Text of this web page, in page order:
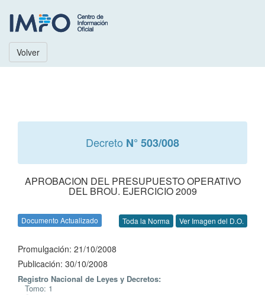
Volver
Decreto N° 503/008
APROBACION DEL PRESUPUESTO OPERATIVO
DEL BROU. EJERCICIO 2009
Documento Actualizado Toda la Norma Ver Imagen del D.O.
Promulgación: 21/10/2008
Publicación: 30/10/2008
Registro Nacional de Leyes y Decretos:
Tomo: 1